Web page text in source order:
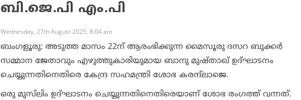
ബി.ജെ.പി എം.പി
Wednesday, 27th August 2025, 8:04 am
ബംഗളൂരു: അടുത്ത മാസം 22ന് ആരംഭിക്കുന്ന മൈസൂരു ദസറ ബുക്കര്‍
സമ്മാന ജേതാവും എഴുത്തുകാരിയുമായ ബാനു മുഷ്താഖ് ഉദ്ഘാടനം
ചെയ്യുന്നതിനെതിരെ കേന്ദ്ര സഹമന്ത്രി ശോഭ കരന്ദ്‌ലാജെ.
ഒരു മുസ്‌ലിം ഉദ്ഘാടനം ചെയ്യുന്നതിനെതിരെയാണ് ശോഭ രംഗത്ത് വന്നത്.